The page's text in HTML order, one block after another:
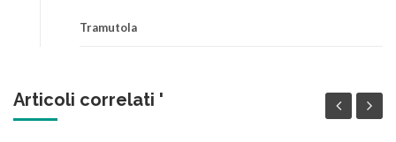
Tramutola
Articoli correlati '